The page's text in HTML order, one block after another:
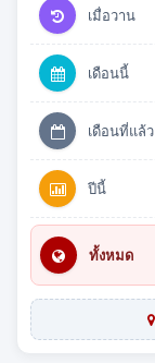
เมื่อวาน
เดือนนี้
เดือนที่แล้ว
ปีนี้
ทั้งหมด